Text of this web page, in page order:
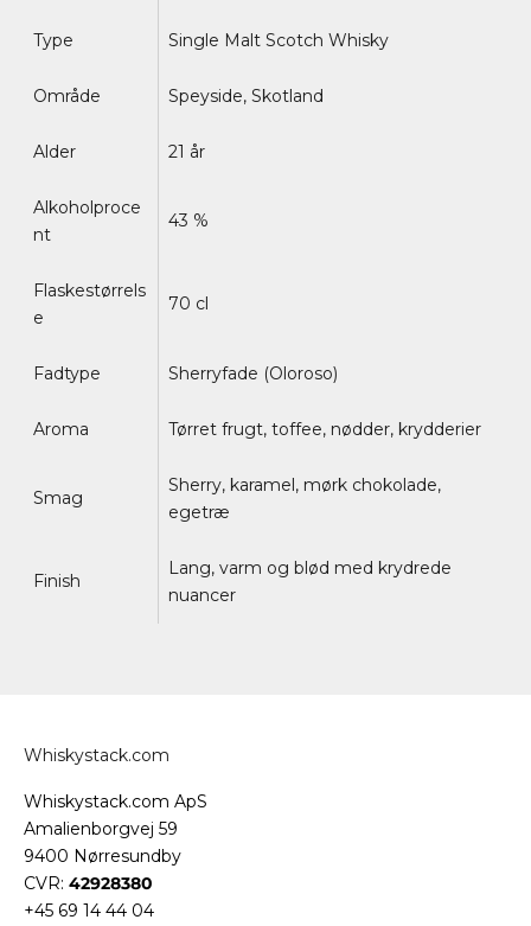
Type Single Malt Scotch Whisky
Område Speyside, Skotland
Alder 21 år
Alkoholproce
nt
43 %
Flaskestørrels
e
70 cl
Fadtype Sherryfade (Oloroso)
Aroma Tørret frugt, toffee, nødder, krydderier
Smag
Sherry, karamel, mørk chokolade,
egetræ
Finish
Lang, varm og blød med krydrede
nuancer
Whiskystack.com
Whiskystack.com ApS
Amalienborgvej 59
9400 Nørresundby
CVR: 42928380
+45 69 14 44 04